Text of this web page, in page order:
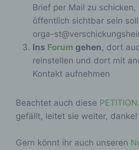
Brief per Mail zu
öffentlich sichtbar sein
orga-
Ins Forum gehen, dort
reinstellen und dort mit
Kontakt aufnehmen
Beachtet auch diese PETITION
gefällt, leitet sie weiter, danke!
Gern könnt ihr auch unseren